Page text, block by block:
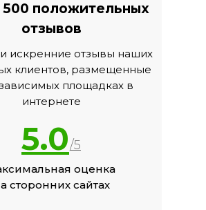
5.0/5
оценка
сторонних сайтах
искренние отзывы наших
клиентов, размещенные
площадках в
интернете
положительных
отзывов